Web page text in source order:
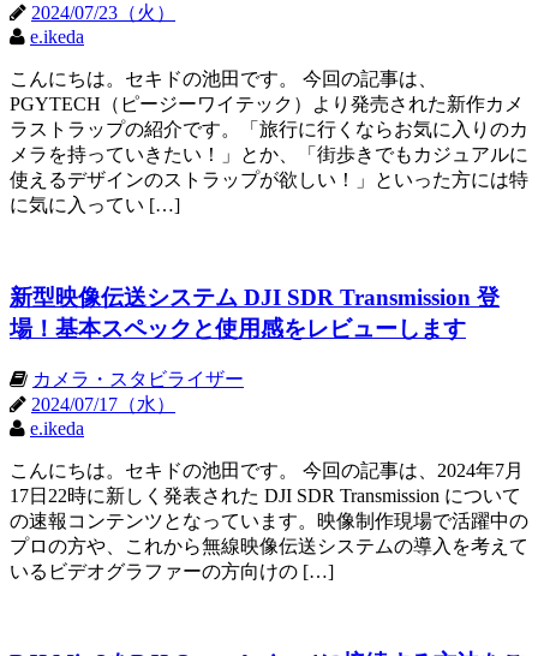
2024/07/23（火）
e.ikeda
こんにちは。セキドの池田です。 今回の記事は、
PGYTECH（ピージーワイテック）より発売された新作カメ
ラストラップの紹介です。「旅行に行くならお気に入りのカ
メラを持っていきたい！」とか、「街歩きでもカジュアルに
使えるデザインのストラップが欲しい！」といった方には特
に気に入ってい […]
新型映像伝送システム DJI SDR Transmission 登
場！基本スペックと使用感をレビューします
カメラ・スタビライザー
2024/07/17（水）
e.ikeda
こんにちは。セキドの池田です。 今回の記事は、2024年7月
17日22時に新しく発表された DJI SDR Transmission について
の速報コンテンツとなっています。映像制作現場で活躍中の
プロの方や、これから無線映像伝送システムの導入を考えて
いるビデオグラファーの方向けの […]